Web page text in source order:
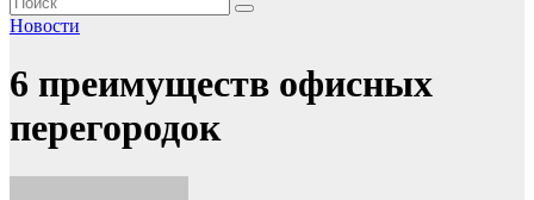
Новости
6 преимуществ офисных
перегородок